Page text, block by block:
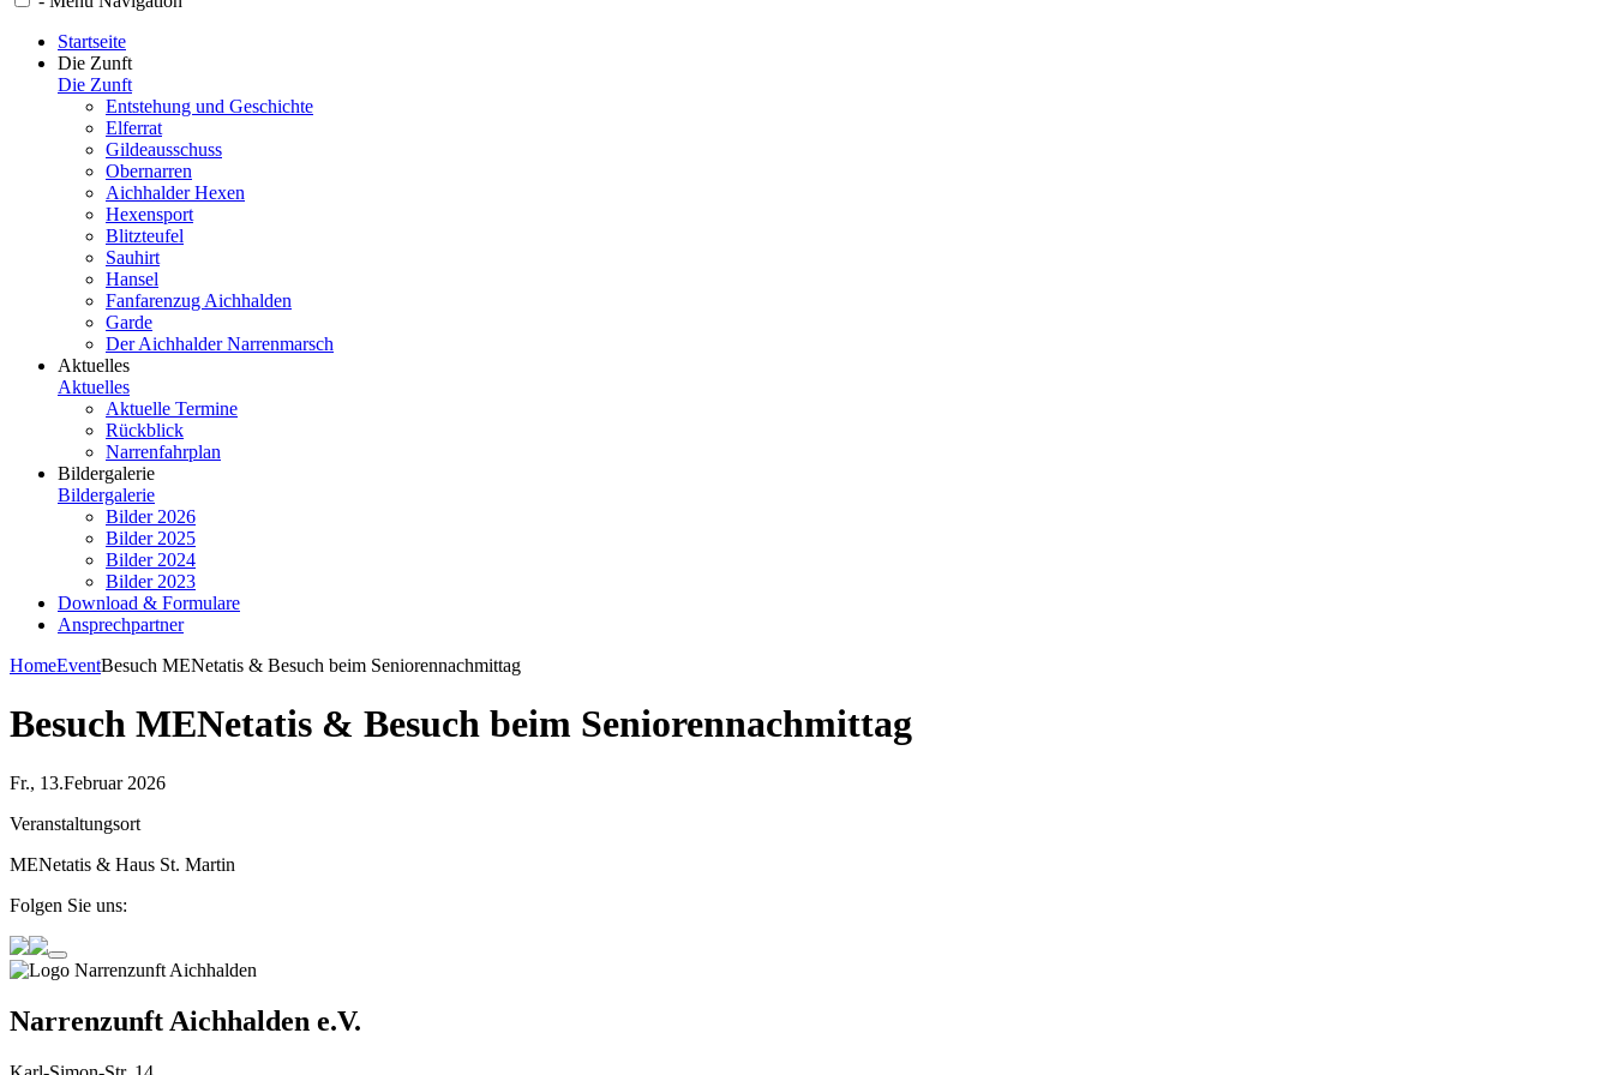
Startseite
Die Zunft
Die Zunft
Entstehung und Geschichte
Elferrat
Gildeausschuss
Obernarren
Aichhalder Hexen
Hexensport
Blitzteufel
Sauhirt
Hansel
Fanfarenzug Aichhalden
Garde
Der Aichhalder Narrenmarsch
Aktuelles
Aktuelles
Aktuelle Termine
Rückblick
Narrenfahrplan
Bildergalerie
Bildergalerie
Bilder 2026
Bilder 2025
Bilder 2024
Bilder 2023
Download & Formulare
Ansprechpartner
HomeEventBesuch MENetatis & Besuch beim Seniorennachmittag
Besuch MENetatis & Besuch beim Seniorennachmittag
Fr., 13.Februar 2026
Veranstaltungsort
MENetatis & Haus St. Martin
Folgen Sie uns:
Narrenzunft Aichhalden e.V.